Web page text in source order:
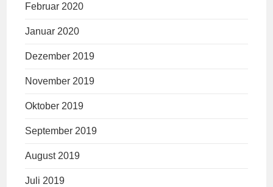
Februar 2020
Januar 2020
Dezember 2019
November 2019
Oktober 2019
September 2019
August 2019
Juli 2019